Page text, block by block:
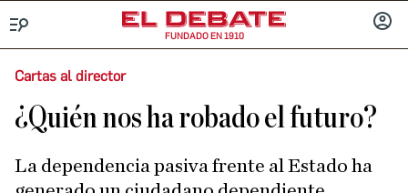
FUNDADO EN 1910
Cartas al director
¿Quién nos ha robado el futuro?
La dependencia pasiva frente al Estado ha